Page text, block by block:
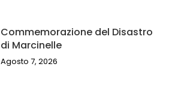
Commemorazione del Disastro
di Marcinelle
Agosto 7, 2026